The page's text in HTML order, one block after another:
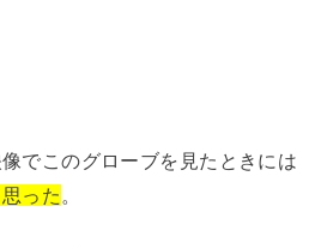
でこのグローブを見たときには
った 。